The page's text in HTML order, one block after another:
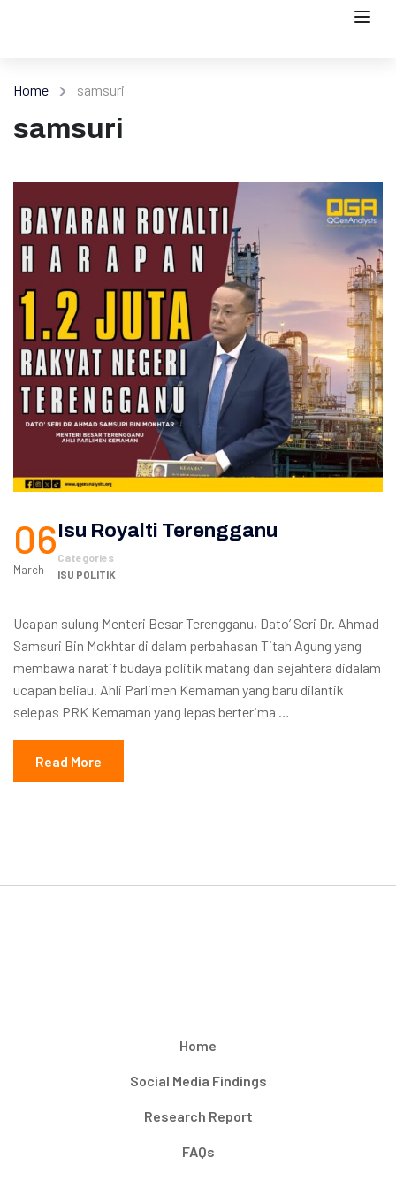
Home samsuri
samsuri
06
March
Isu Royalti Terengganu
Categories
ISU POLITIK
Ucapan sulung Menteri Besar Terengganu, Dato’ Seri Dr. Ahmad
Samsuri Bin Mokhtar di dalam perbahasan Titah Agung yang
membawa naratif budaya politik matang dan sejahtera didalam
ucapan beliau. Ahli Parlimen Kemaman yang baru dilantik
selepas PRK Kemaman yang lepas berterima …
Read More
Home
Social Media Findings
Research Report
FAQs